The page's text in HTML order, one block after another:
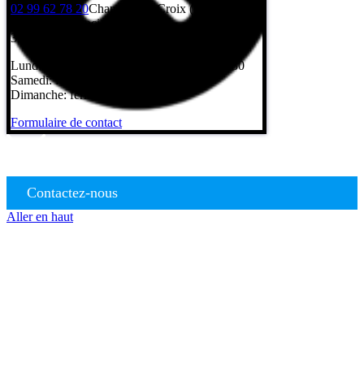
02 99 62 78 20Champ de la Croix (Gps : rue
Léonard de Vinci)
35230 Saint-Armel
Lundi au vendredi: 8h – 12h / 13h30 – 17h30
Samedi: fermé
Dimanche: fermé
Formulaire de contact
Contactez-nous
Aller en haut